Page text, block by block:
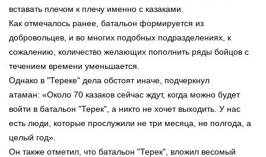
вставать плечом к плечу именно с казаками.
Как отмечалось ранее, батальон формируется из
добровольцев, и во многих подобных подразделениях, к
сожалению, количество желающих пополнить ряды бойцов с
течением времени уменьшается.
Однако в "Тереке" дела обстоят иначе, подчеркнул
атаман: «Около 70 казаков сейчас ждут, когда можно будет
войти в батальон "Терек", а никто не хочет выходить. У нас
есть люди, которые прослужили не три месяца, не полгода, а
целый год».
Он также отметил, что батальон "Терек", вложил весомый